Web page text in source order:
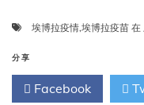
埃博拉疫情,埃博拉疫苗 在
分享
Facebook